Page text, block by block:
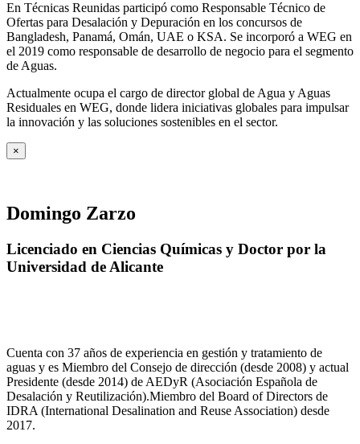
En Técnicas Reunidas participó como Responsable Técnico de
Ofertas para Desalación y Depuración en los concursos de
Bangladesh, Panamá, Omán, UAE o KSA. Se incorporó a WEG en
el 2019 como responsable de desarrollo de negocio para el segmento
de Aguas.
Actualmente ocupa el cargo de director global de Agua y Aguas
Residuales en WEG, donde lidera iniciativas globales para impulsar
la innovación y las soluciones sostenibles en el sector.
×
Domingo Zarzo
Licenciado en Ciencias Químicas y Doctor por la
Universidad de Alicante
Cuenta con 37 años de experiencia en gestión y tratamiento de
aguas y es Miembro del Consejo de dirección (desde 2008) y actual
Presidente (desde 2014) de AEDyR (Asociación Española de
Desalación y Reutilización).Miembro del Board of Directors de
IDRA (International Desalination and Reuse Association) desde
2017.